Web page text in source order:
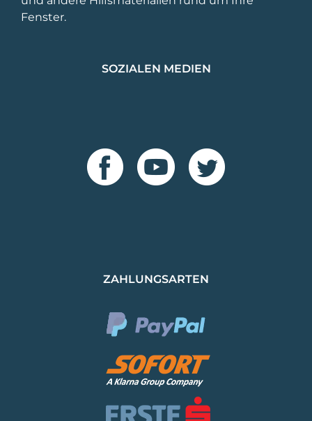
Fenster.
SOZIALEN MEDIEN
ZAHLUNGSARTEN